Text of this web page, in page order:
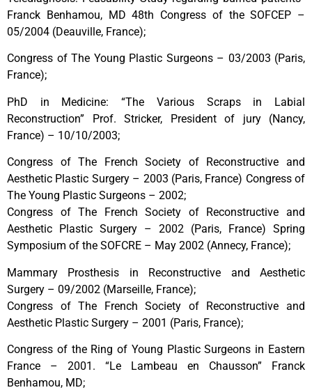
Franck Benhamou, MD 48th Congress of the SOFCEP –
05/2004 (Deauville, France);
Congress of The Young Plastic Surgeons – 03/2003 (Paris,
France);
PhD in Medicine: “The Various Scraps in Labial
Reconstruction” Prof. Stricker, President of jury (Nancy,
France) – 10/10/2003;
Congress of The French Society of Reconstructive and
Aesthetic Plastic Surgery – 2003 (Paris, France) Congress of
The Young Plastic Surgeons – 2002;
Congress of The French Society of Reconstructive and
Aesthetic Plastic Surgery – 2002 (Paris, France) Spring
Symposium of the SOFCRE – May 2002 (Annecy, France);
Mammary Prosthesis in Reconstructive and Aesthetic
Surgery – 09/2002 (Marseille, France);
Congress of The French Society of Reconstructive and
Aesthetic Plastic Surgery – 2001 (Paris, France);
Congress of the Ring of Young Plastic Surgeons in Eastern
France – 2001. “Le Lambeau en Chausson” Franck
Benhamou, MD;